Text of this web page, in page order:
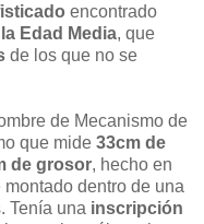
encontrado
Edad Media, que
de los que no se
de Mecanismo de
que mide 33cm de
de grosor, hecho en
dentro de una
Tenía una inscripción